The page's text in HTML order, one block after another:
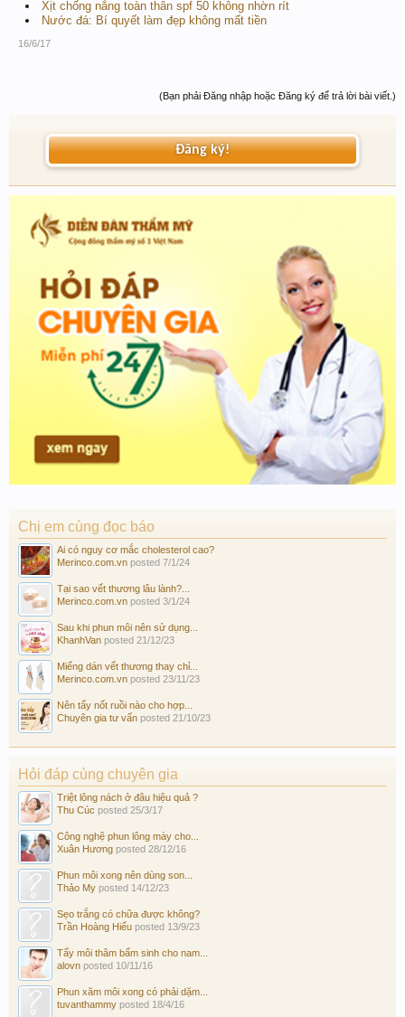
Xịt chống nắng toàn thân spf 50 không nhờn rít
Nước đá: Bí quyết làm đẹp không mất tiền
16/6/17
(Bạn phải Đăng nhập hoặc Đăng ký để trả lời bài viết.)
Đăng ký!
Chị em cùng đọc báo
Ai có nguy cơ mắc cholesterol cao?
Merinco.com.vn posted 7/1/24
Tại sao vết thương lâu lành?...
Merinco.com.vn posted 3/1/24
Sau khi phun môi nên sử dụng...
KhanhVan posted 21/12/23
Miếng dán vết thương thay chỉ...
Merinco.com.vn posted 23/11/23
Nên tẩy nốt ruồi nào cho hợp...
Chuyên gia tư vấn posted 21/10/23
Hỏi đáp cùng chuyên gia
Triệt lông nách ở đâu hiệu quả ?
Thu Cúc posted 25/3/17
Công nghệ phun lông mày cho...
Xuân Hương posted 28/12/16
Phun môi xong nên dùng son...
Thảo My posted 14/12/23
Sẹo trắng có chữa được không?
Trần Hoàng Hiếu posted 13/9/23
Tẩy môi thâm bẩm sinh cho nam...
alovn posted 10/11/16
Phun xăm môi xong có phải dặm...
tuvanthammy posted 18/4/16